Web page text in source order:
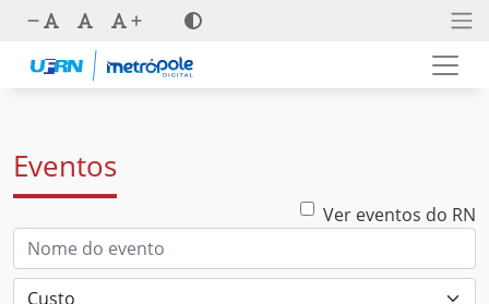
Eventos
Ver eventos do RN